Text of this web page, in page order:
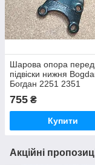
Шарова опора
підвіски нижня
Богдан 2251 2351
755 ₴
Купити
Акційні